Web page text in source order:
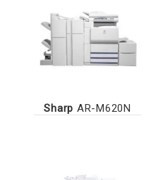
Sharp AR-M620N